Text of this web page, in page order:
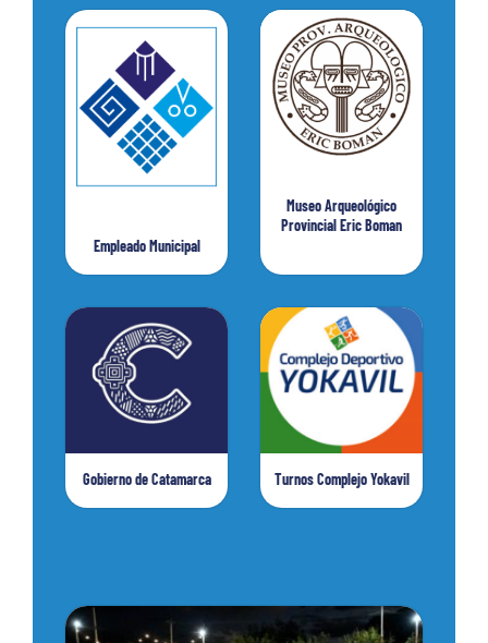
Empleado Municipal
Museo Arqueológico
Provincial Eric Boman
Gobierno de Catamarca Turnos Complejo Yokavil